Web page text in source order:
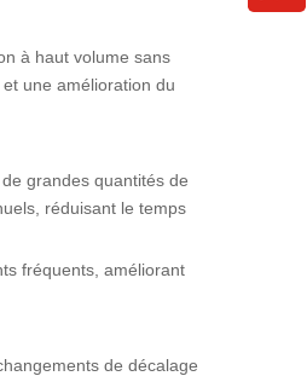
à haut volume sans
une amélioration du
grandes quantités de
réduisant le temps
fréquents, améliorant
de décalage